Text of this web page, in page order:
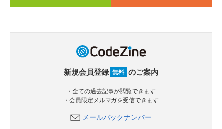
新規会員登録 無料 のご案内
・全ての過去記事が閲覧できます
・会員限定メルマガを受信できます
メールバックナンバー